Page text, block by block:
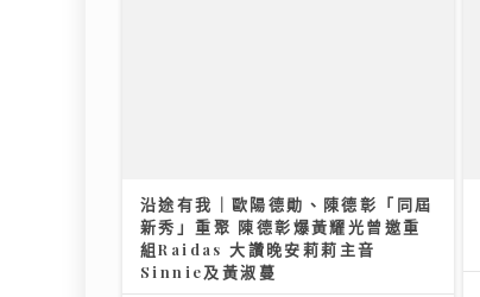
沿途有我｜歐陽德勛、陳德彰「同屆
新秀」重聚 陳德彰爆黃耀光曾邀重
組Raidas 大讚晚安莉莉主音
Sinnie及黃淑蔓